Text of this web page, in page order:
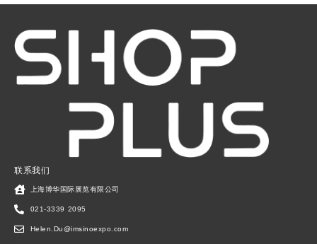
联系我们
上海博华国际展览有限公司
021-3339 2095
Helen.Du@imsinoexpo.com